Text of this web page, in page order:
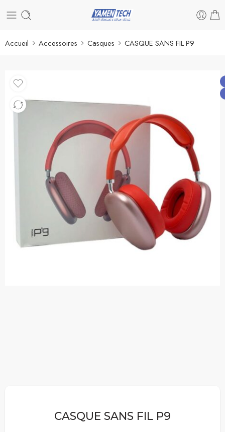
Accueil Accessoires Casques CASQUE SANS FIL P9
CASQUE SANS FIL P9